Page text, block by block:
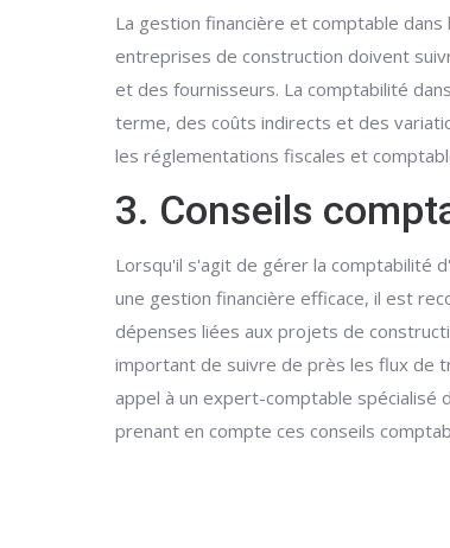
La gestion financière et comptable
entreprises de construction doivent
et des fournisseurs. La comptabilité
terme, des coûts indirects et des
les réglementations fiscales et
3. Conseils
Lorsqu'il s'agit de gérer la comptabilité
une gestion financière efficace, il est
dépenses liées aux projets de
important de suivre de près les flux de
appel à un expert-comptable spécialisé
prenant en compte ces conseils